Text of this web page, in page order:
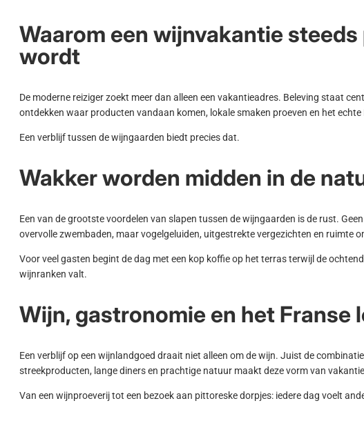
Waarom een wijnvakantie
wordt
De moderne reiziger zoekt meer dan alleen een vakantieadres. Beleving staat
ontdekken waar producten vandaan komen, lokale smaken proeven en het echte
Een verblijf tussen de wijngaarden biedt precies dat.
Wakker worden midden in de
Een van de grootste voordelen van slapen tussen de wijngaarden is de rust.
overvolle zwembaden, maar vogelgeluiden, uitgestrekte vergezichten en ruimte
Voor veel gasten begint de dag met een kop koffie op het terras terwijl de
wijnranken valt.
Wijn, gastronomie en het Franse
Een verblijf op een wijnlandgoed draait niet alleen om de wijn. Juist de
streekproducten, lange diners en prachtige natuur maakt deze vorm van
Van een wijnproeverij tot een bezoek aan pittoreske dorpjes: iedere dag voelt